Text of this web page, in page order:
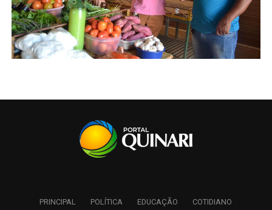
PRINCIPAL POLÍTICA EDUCAÇÃO
COTIDIANO